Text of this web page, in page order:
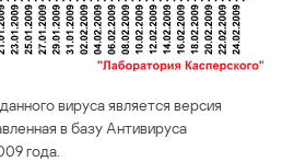
вируса является версия
в базу Антивируса
года.